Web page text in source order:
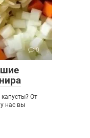
0
От
нас вы